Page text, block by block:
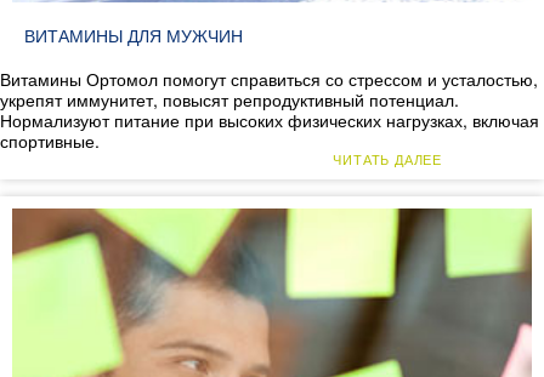
ВИТАМИНЫ ДЛЯ МУЖЧИН
Витамины Ортомол помогут справиться со стрессом и усталостью,
укрепят иммунитет, повысят репродуктивный потенциал.
Нормализуют питание при высоких физических нагрузках, включая
спортивные.
ЧИТАТЬ ДАЛЕЕ